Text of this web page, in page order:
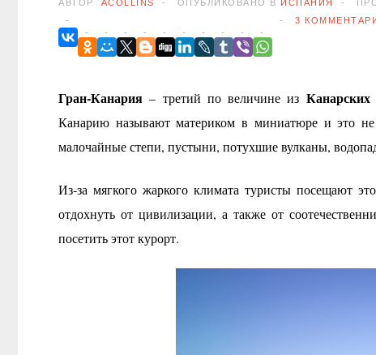
АВТОР ACOLLINS ОПУБЛИКОВАНО В ИСПАНИЯ
3
Гран-Канария – третий по величине из Канарских
Канарию называют материком в миниатюре и это
малочайные степи, пустыни, потухшие вулканы,
Из-за мягкого жаркого климата туристы посещают
отдохнуть от цивилизации, а также от
посетить этот курорт.